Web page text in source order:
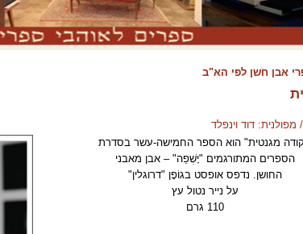
אבן חֹשן לפי הא"ב
מפולנית: דוד וינפלד
מגנטית" הוא הספר החמישה-עשר בסדרת
הספרים המתורגמים "יָשְׁפֵה" – אבן מאבני
החושן. נדפס אופסט בגוֹפָן "דרוגלין"
על נייר נטול עץ
110 גרם